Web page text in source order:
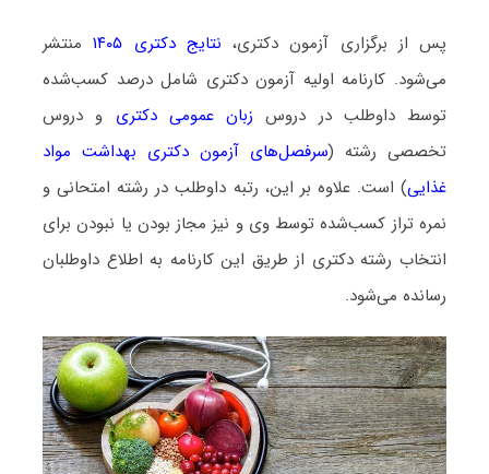
پس از برگزاری آزمون دکتری، نتایج دکتری ۱۴۰۵
منتشر
می‌شود. کارنامه اولیه آزمون دکتری شامل درصد کسب‌شده
توسط داوطلب در دروس زبان عمومی دکتری و دروس
تخصصی رشته (سرفصل‌های آزمون دکتری بهداشت مواد
غذایی) است. علاوه بر این، رتبه داوطلب در رشته امتحانی و
نمره تراز کسب‌شده توسط وی و نیز مجاز بودن یا نبودن برای
انتخاب رشته دکتری از طریق این کارنامه به اطلاع داوطلبان
رسانده می‌شود.